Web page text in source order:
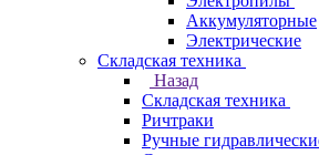
Аккумуляторные
Электрические
Складская техника
Назад
Складская техника
Ричтраки
Ручные